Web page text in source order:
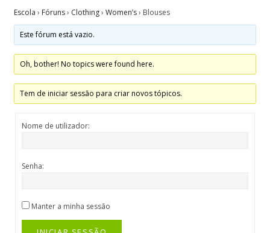
Escola › Fóruns› Clothing› Women’s› Blouses
Este fórum está vazio.
Oh, bother! No topics were found here.
Tem de iniciar sessão para criar novos tópicos.
Nome de utilizador:
Senha:
Manter a minha sessão